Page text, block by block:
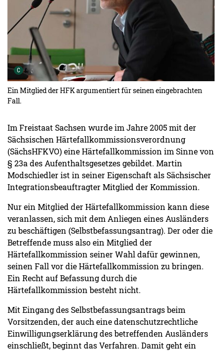
C Urheber der Grafik:
Ein Mitglied der HFK argumentiert für seinen eingebrachten
Fall.
Im Freistaat Sachsen wurde im Jahre 2005 mit der
Sächsischen Härtefallkommissionsverordnung
(SächsHFKVO) eine Härtefallkommission im Sinne von
§ 23a des Aufenthaltsgesetzes gebildet. Martin
Modschiedler ist in seiner Eigenschaft als Sächsischer
Integrationsbeauftragter Mitglied der Kommission.
Nur ein Mitglied der Härtefallkommission kann diese
veranlassen, sich mit dem Anliegen eines Ausländers
zu beschäftigen (Selbstbefassungsantrag). Der oder die
Betreffende muss also ein Mitglied der
Härtefallkommission seiner Wahl dafür gewinnen,
seinen Fall vor die Härtefallkommission zu bringen.
Ein Recht auf Befassung durch die
Härtefallkommission besteht nicht.
Mit Eingang des Selbstbefassungsantrags beim
Vorsitzenden, der auch eine datenschutzrechtliche
Einwilligungserklärung des betreffenden Ausländers
einschließt, beginnt das Verfahren. Damit geht ein